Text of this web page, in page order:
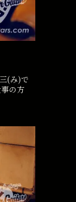
(み)で
の方